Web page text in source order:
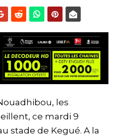
les
ce mardi 9
stade de Kegué. A la